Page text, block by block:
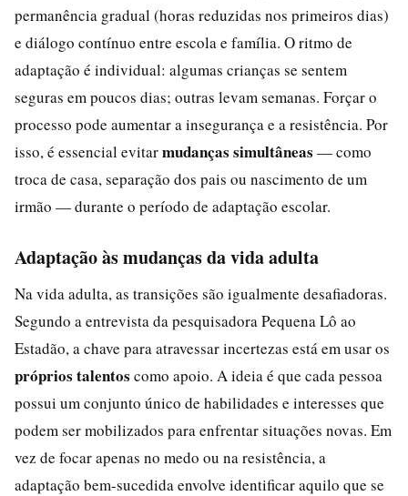
permanência gradual (horas reduzidas nos primeiros dias)
e diálogo contínuo entre escola e família. O ritmo de
adaptação é individual: algumas crianças se sentem
seguras em poucos dias; outras levam semanas. Forçar o
processo pode aumentar a insegurança e a resistência. Por
isso, é essencial evitarmudanças simultâneas — como
troca de casa, separação dos pais ou nascimento de um
irmão — durante o período de adaptação escolar.
Adaptação às mudanças da vida adulta
Na vida adulta, as transições são igualmente desafiadoras.
Segundo a entrevista da pesquisadora Pequena Lô ao
Estadão, a chave para atravessar incertezas está em usar os
próprios talentos como apoio. A ideia é que cada pessoa
possui um conjunto único de habilidades e interesses que
podem ser mobilizados para enfrentar situações novas. Em
vez de focar apenas no medo ou na resistência, a
adaptação bem-sucedida envolve identificar aquilo que se